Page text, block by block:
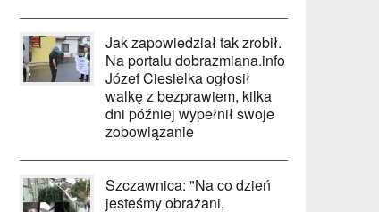
Jak zapowiedział tak zrobił.
Na portalu dobrazmiana.info
Józef Ciesielka ogłosił
walkę z bezprawiem, kilka
dni później wypełnił swoje
zobowiązanie
Szczawnica: "Na co dzień
jesteśmy obrażani,